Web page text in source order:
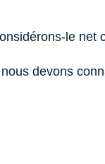
le net
devons